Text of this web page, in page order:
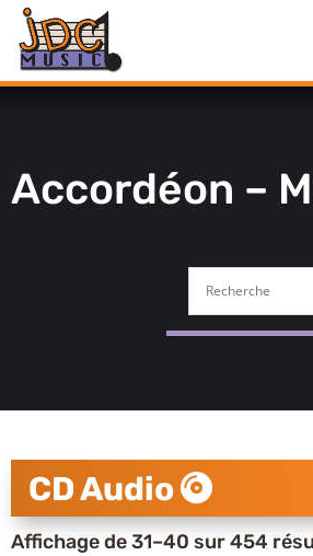
Accordéon –
CD Audio
Affichage de 31–40 sur 454